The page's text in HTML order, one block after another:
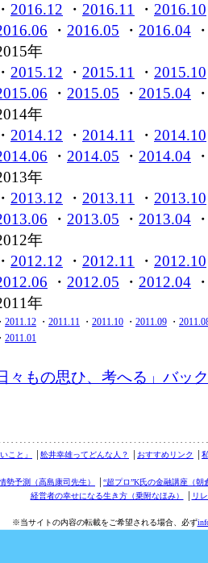
・ 2016.12 ・ 2016.11 ・ 2016.10
・ 2016.05 ・ 2016.04
年
・ 2015.12 ・ 2015.11 ・ 2015.10
・ 2015.05 ・ 2015.04
年
・ 2014.12 ・ 2014.11 ・ 2014.10
・ 2014.05 ・ 2014.04
年
・ 2013.12 ・ 2013.11 ・ 2013.10
・ 2013.05 ・ 2013.04
年
・ 2012.12 ・ 2012.11 ・ 2012.10
・ 2012.05 ・ 2012.04
年
・ 2011.12 ・ 2011.11 ・ 2011.10 ・ 2011.09 ・
・ 2011.01
々もの思ひ、考へる」バッ
こと」 舩井幸雄ってどんな人？ おすすめリンク
勢予測（高島康司先生）
“超プロ”K氏の金融講座（朝
経営者の幸せになる生き方（乗附なほみ）
リ
※当サイトの内容の転載をご希望される場合、必ず